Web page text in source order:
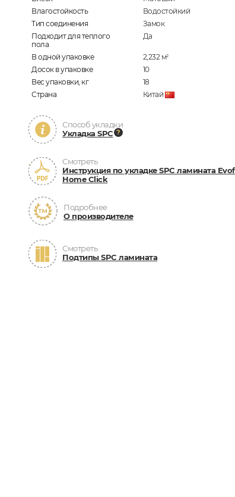
Влагостойкость
Водостойкий
Тип соединения
Замок
Подходит для теплого
пола
Да
В одной упаковке 2,232 м2
Досок в упаковке
10
Вес упаковки, кг
18
Страна
Китай
Способ укладки
Укладка SPC
Смотреть
Инструкция по укладке SPC ламината
Home Click
Подробнее
О производителе
Смотреть
Подтипы SPC ламината